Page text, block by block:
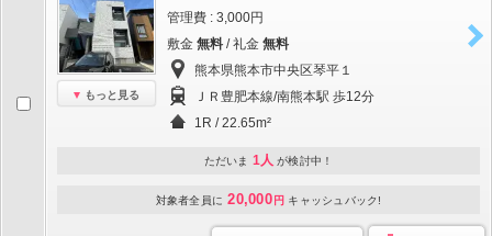
もっと見る
管理費 : 3,000円
敷金 無料 / 礼金 無料
熊本県熊本市中央区琴平１
ＪＲ豊肥本線/南熊本駅 歩12分
1R / 22.65m²
ただいま 1人 が検討中！
対象者全員に 20,000 円 キャッシュバック!